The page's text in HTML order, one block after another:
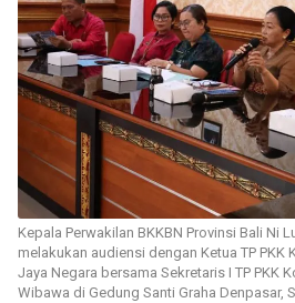
Kepala Perwakilan BKKBN Provinsi Bali Ni
melakukan audiensi dengan Ketua TP PKK
Jaya Negara bersama Sekretaris I TP PKK
Wibawa di Gedung Santi Graha Denpasar,